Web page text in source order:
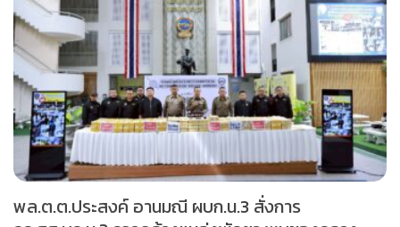
พล.ต.ต.ประสงค์ อานมณี ผบก.น.3 สั่งการ